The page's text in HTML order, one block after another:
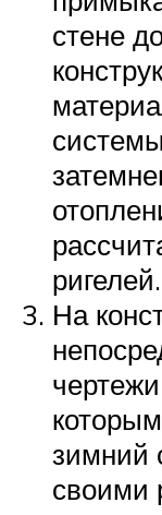
стене
ригелей.
На
зимний
своими